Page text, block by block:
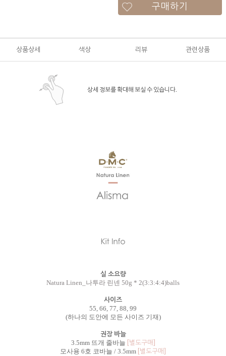
구매하기
상품상세 색상 리뷰 관련상품
상세 정보를 확대해 보실 수 있습니다.
실 소요량
Natura Linen_나투라 린넨 50g * 2(3:3:4:4)balls
사이즈
55, 66, 77, 88, 99
(하나의 도안에 모든 사이즈 기재)
권장 바늘
3.5mm 뜨개 줄바늘 [별도구매]
모사용 6호 코바늘 / 3.5mm [별도구매]